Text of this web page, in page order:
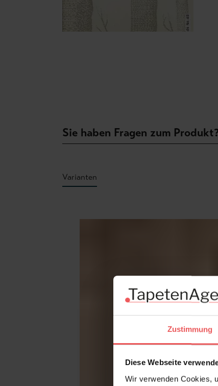
Zustimmung
Diese Webseite
Wir verwenden Cookies,
Sie haben Fragen zum
Varianten